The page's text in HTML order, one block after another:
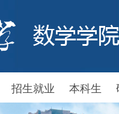
招生就业 本科生